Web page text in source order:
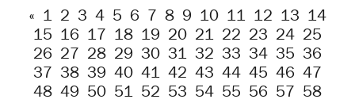
« 1 2 3 4 5 6 7 8 9 10 11 12 13 14
15 16 17 18 19 20 21 22 23 24 25
26 27 28 29 30 31 32 33 34 35 36
37
38 39 40 41 42 43 44 45 46 47
48 49 50 51 52 53 54 55 56 57
58